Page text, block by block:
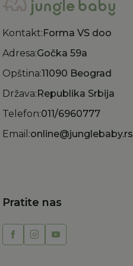
Kontakt: Forma VS doo
Adresa:Gočka 59a
Opština:11090 Beograd
Država: Republika Srbija
Telefon:011/6960777
Email:online@junglebaby.rs
Pratite nas